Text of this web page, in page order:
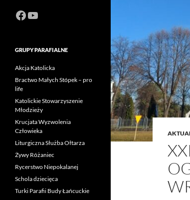
Facebook
https://www.youtube.com/
GRUPY PARAFIALNE
Akcja Katolicka
Bractwo Małych Stópek – pro
life
Katolickie Stowarzyszenie
Młodzieży
Krucjata Wyzwolenia
Człowieka
Liturgiczna Służba Ołtarza
Żywy Różaniec
Rycerstwo Niepokalanej
Schola dziecięca
Turki Parafii Budy Łańcuckie